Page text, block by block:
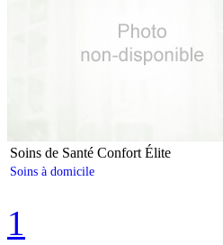
Soins de Santé Confort Élite
Soins à domicile
1